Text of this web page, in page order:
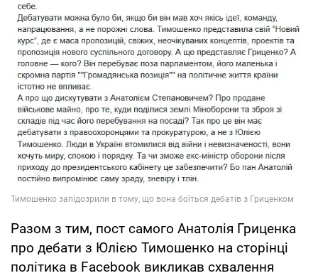
Разом з тим, пост самого Анатолія Гриценка
про дебати з Юлією Тимошенко на сторінці
політика в Facebook викликав схвалення